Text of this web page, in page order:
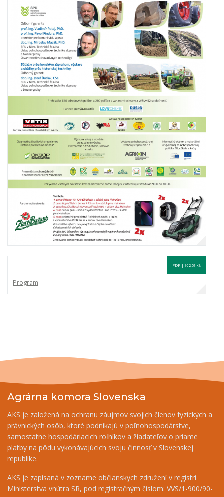
PDF | 902.51 KB
Program
Agrárna komora Slovenska
AKS je založená na ochranu záujmov svojich členov fyzických a
právnických osôb, ktoré podnikajú v poľnohospodárstve,
samostatne hospodáriacich roľníkov a žiadateľov o priame
platby na pôdu vykonávajúcich svoju činnosť v Slovenskej
republike.
AKS je zapísaná v zozname občianskych združení v registri
Ministerstva vnútra SR, pod registračným číslom: VVS/1-900/90-